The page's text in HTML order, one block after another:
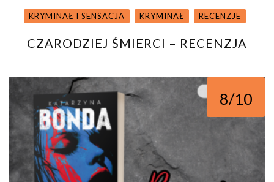
KRYMINAŁ I SENSACJA KRYMINAŁ RECENZJE
CZARODZIEJ ŚMIERCI – RECENZJA
8/10